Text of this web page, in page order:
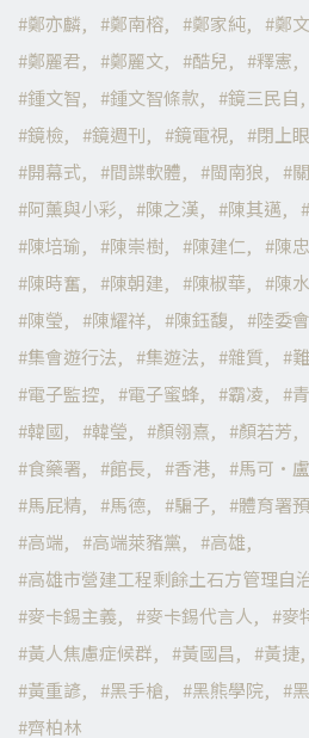
鄭亦麟
鄭南榕 鄭家純 鄭
鄭麗君
鄭麗文 酷兒 釋憲
鍾文智
鍾文智條款 鏡三民自
鏡檢
鏡週刊 鏡電視 閉上
開幕式
間諜軟體 閩南狼
阿薰與小彩
陳之漢 陳其邁
陳培瑜
陳崇樹 陳建仁 陳
陳時奮
陳朝建 陳椒華 陳
陳瑩
陳耀祥 陳鈺馥 陸委會
集會遊行法
集遊法 雜質
電子監控
電子蜜蜂 霸凌
韓國
韓瑩 顏翎熹 顏若芳
食藥署
館長 香港 馬可·
馬屁精
馬德 騙子 體育署
高端
高端萊豬黨
高雄
高雄市營建工程剩餘土石方管理自
麥卡錫主義
麥卡錫代言人
麥
黃人焦慮症候群
黃國昌 黃捷
黃重諺
黑手槍 黑熊學院
齊柏林